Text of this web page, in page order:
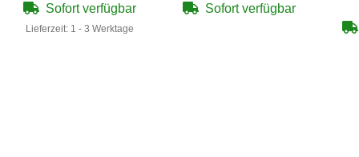
Sofort verfügbar
Lieferzeit: 1 - 3 Werktage
4,5 mm
Sofort verfügbar